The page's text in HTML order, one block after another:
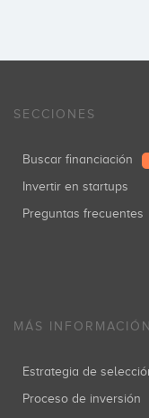
SECCIONES
Buscar financiación
Invertir en startups
Preguntas frecuentes
MÁS INFORMACIÓN
Estrategia de
Proceso de inversión